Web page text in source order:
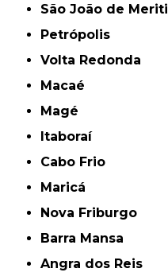
São João de Meriti
Petrópolis
Volta Redonda
Macaé
Magé
Itaboraí
Cabo Frio
Maricá
Nova Friburgo
Barra Mansa
Angra dos Reis